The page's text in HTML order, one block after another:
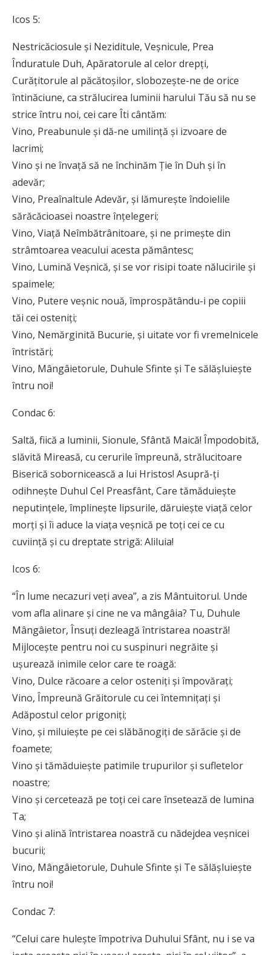
Icos 5:
Nestricăciosule și Neziditule, Veșnicule, Prea
Înduratule Duh, Apăratorule al celor drepți,
Curățitorule al păcătoșilor, slobozește-ne de orice
întinăciune, ca strălucirea luminii harului Tău să nu se
strice întru noi, cei care Îti cântăm:
Vino, Preabunule și dă-ne umilință și izvoare de
lacrimi;
Vino și ne învață să ne închinăm Ție în Duh și în
adevăr;
Vino, Preaînaltule Adevăr, și lămurește îndoielile
sărăcăcioasei noastre înțelegeri;
Vino, Viață Neîmbătrânitoare, și ne primește din
strâmtoarea veacului acesta pământesc;
Vino, Lumină Veșnică, și se vor risipi toate nălucirile și
spaimele;
Vino, Putere veșnic nouă, împrospătându-i pe copiii
tăi cei osteniți;
Vino, Nemărginită Bucurie, și uitate vor fi vremelnicele
întristări;
Vino, Mângâietorule, Duhule Sfinte și Te sălășluiește
întru noi!
Condac 6:
Saltă, fiică a luminii, Sionule, Sfântă Maică! Împodobită,
slăvită Mireasă, cu cerurile împreună, strălucitoare
Biserică sobornicească a lui Hristos! Asupră-ți
odihnește Duhul Cel Preasfânt, Care tămăduiește
neputințele, împlinește lipsurile, dăruiește viață celor
morți și îi aduce la viața veșnică pe toți cei ce cu
cuviință și cu dreptate strigă: Aliluia!
Icos 6:
“În lume necazuri veți avea”, a zis Mântuitorul. Unde
vom afla alinare și cine ne va mângâia? Tu, Duhule
Mângâietor, Însuți dezleagă întristarea noastră!
Mijlocește pentru noi cu suspinuri negrăite și
ușurează inimile celor care te roagă:
Vino, Dulce răcoare a celor osteniți și împovărați;
Vino, Împreună Grăitorule cu cei întemnițați și
Adăpostul celor prigoniți;
Vino, și miluiește pe cei slăbănogiți de sărăcie și de
foamete;
Vino și tămăduiește patimile trupurilor și sufletelor
noastre;
Vino și cercetează pe toți cei care însetează de lumina
Ta;
Vino și alină întristarea noastră cu nădejdea veșnicei
bucurii;
Vino, Mângâietorule, Duhule Sfinte și Te sălășluiește
întru noi!
Condac 7:
“Celui care hulește împotriva Duhului Sfânt, nu i se va